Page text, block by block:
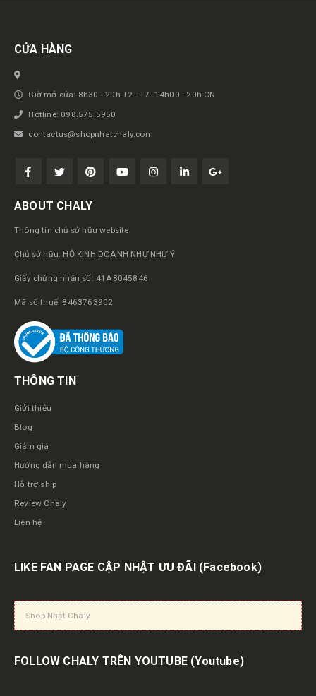
CỬA HÀNG
Giờ mở cửa: 8h30 - 20h T2 - T7. 14h00 - 20h CN
Hotline: 098.575.5950
contactus@shopnhatchaly.com
ABOUT CHALY
Thông tin chủ sở hữu website
Chủ sở hữu: HỘ KINH DOANH NHƯ NHƯ Ý
Giấy chứng nhận số: 41A8045846
Mã số thuế: 8463763902
THÔNG TIN
Giới thiệu
Blog
Giảm giá
Hướng dẫn mua hàng
Hỗ trợ ship
Review Chaly
Liên hệ
LIKE FAN PAGE CẬP NHẬT ƯU ĐÃI (Facebook)
Shop Nhật Chaly
FOLLOW CHALY TRÊN YOUTUBE (Youtube)